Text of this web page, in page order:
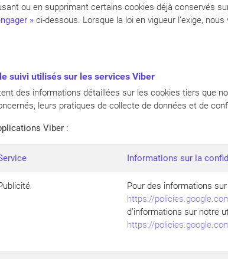
ou en supprimant certains cookies déjà conservés
» ci-dessous. Lorsque la loi en vigueur l’exige,
suivi utilisés sur les services Viber
des informations détaillées sur les cookies tiers que
leurs pratiques de collecte de données et de
Viber :
Informations sur la
Pour des informations
https://
d’informations sur notre
https://